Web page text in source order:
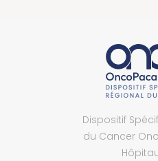
Dispositif
du Cancer